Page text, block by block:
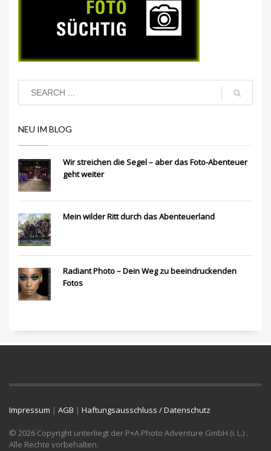
NEU IM BLOG
Wir streichen die Segel – aber das Foto-Abenteuer
geht weiter
Mein wilder Ritt durch das Abenteuerland
Radiant Photo – Dein Weg zu beeindruckenden
Fotos
Impressum | AGB | Haftungsausschluss / Datenschutz
© 2026 Copyright unterliegt der P+A Photo Adventure GmbH (i. L.) .
Alle Rechte vorbehalten.